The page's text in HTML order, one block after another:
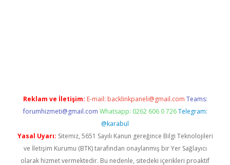
Reklam ve İletişim: E-mail: backlinkpaneli@gmail.com Teams:
forumhizmeti@gmail.com Whatsapp: 0262 606 0 726 Telegram:
@karabul
Yasal Uyarı: Sitemiz, 5651 Sayılı Kanun gereğince Bilgi Teknolojileri
ve İletişim Kurumu (BTK) tarafından onaylanmış bir Yer Sağlayıcı
olarak hizmet vermektedir. Bu nedenle, sitedeki içerikleri proaktif